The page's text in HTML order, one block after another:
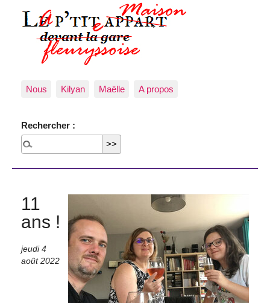
Nous Kilyan Maëlle A propos
Rechercher :
11
ans !
jeudi 4
août 2022